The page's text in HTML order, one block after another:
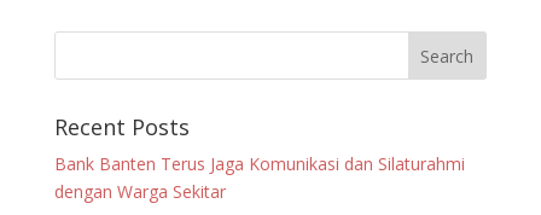
Recent Posts
Bank Banten Terus Jaga Komunikasi dan Silaturahmi
dengan Warga Sekitar